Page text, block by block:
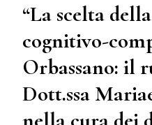
“La scelta
cognitivo-
Orbassano: il
Dott.ssa